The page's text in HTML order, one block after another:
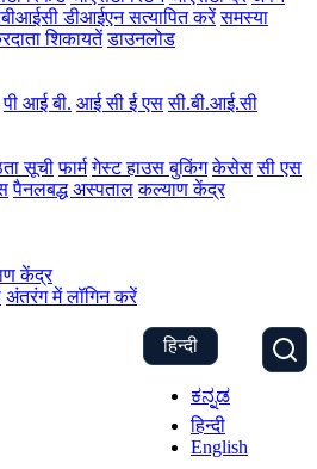
डीआईएन सत्यापित करें समस्या
शिकायतें डाउनलोड
पी आई बी. आई सी ई एस सी.बी.आई.सी
सूची फार्म गेस्ट हाउस बुकिंग केसेस सी एस
पैनलबद्ध अस्पताल कल्याण केंद्र
केंद्र
अंतरंग में लॉगिन करें
हिन्दी
ಕನ್ನಡ
हिन्दी
English